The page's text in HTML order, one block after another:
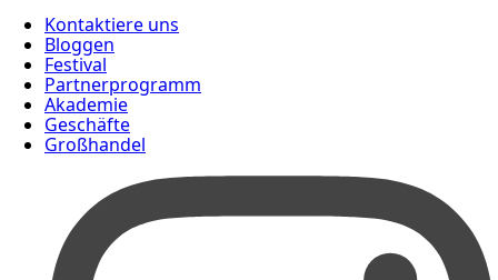
Kontaktiere uns
Bloggen
Festival
Partnerprogramm
Akademie
Geschäfte
Großhandel